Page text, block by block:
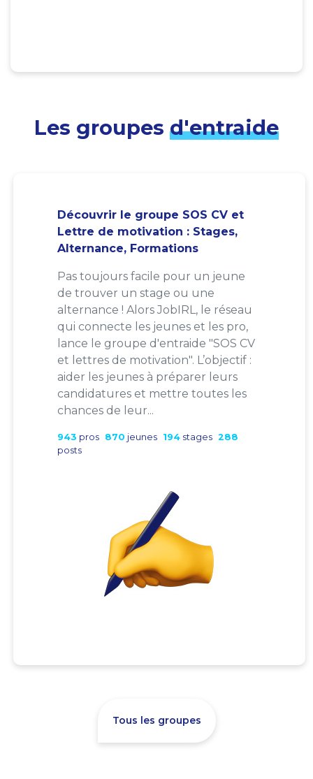
Les groupes d'entraide
Découvrir le groupe SOS CV et
Lettre de motivation : Stages,
Alternance, Formations
Pas toujours facile pour un jeune
de trouver un stage ou une
alternance ! Alors JobIRL, le réseau
qui connecte les jeunes et les pro,
lance le groupe d'entraide "SOS CV
et lettres de motivation". L’objectif :
aider les jeunes à préparer leurs
candidatures et mettre toutes les
chances de leur...
943 pros 870 jeunes 194 stages 288
posts
Tous les groupes